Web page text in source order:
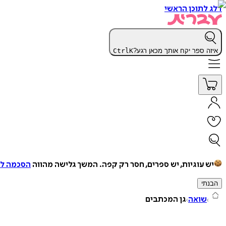
דלג לתוכן הראשי
איזה ספר יקח אותך מכאן רגע? CtrlK
יש עוגיות, יש ספרים, חסר רק קפה. המשך גלישה מהווה הסכמה
הבנתי
שואה גן המכתבים